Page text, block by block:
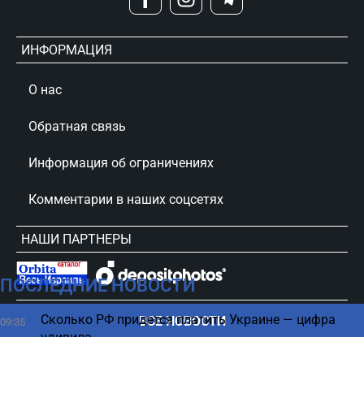
ПОСЛЕДНИЕ НОВОСТИ
09:35
Сколько РФ придется платить Украине — цифра
удивила
ВСЕ НОВОСТИ
ИНФОРМАЦИЯ
О нас
Обратная связь
Информация об ограничениях
Комментарии в наших соцсетях
НАШИ ПАРТНЕРЫ
сursorinfo.co.il © Все права защищены